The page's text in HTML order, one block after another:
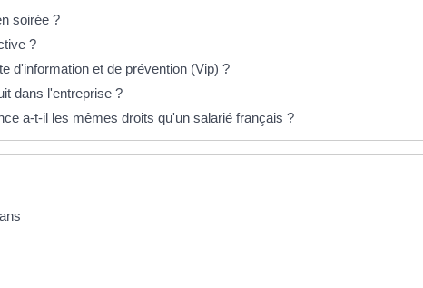
soirée ?
?
d'information et de prévention (Vip) ?
dans l'entreprise ?
a-t-il les mêmes droits qu'un salarié français ?